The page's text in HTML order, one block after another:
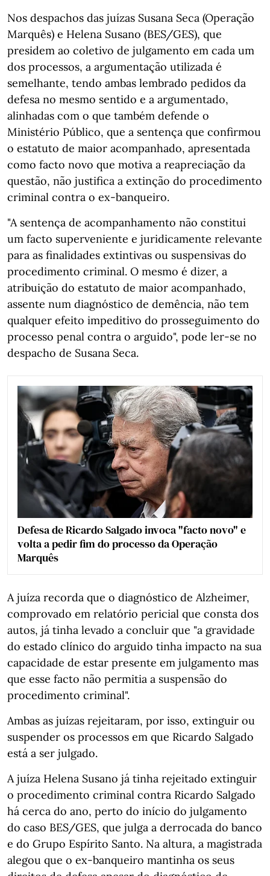
Nos despachos das juízas Susana Seca (Operação
Marquês) e Helena Susano (BES/GES), que
presidem ao coletivo de julgamento em cada um
dos processos, a argumentação utilizada é
semelhante, tendo ambas lembrado pedidos da
defesa no mesmo sentido e a argumentado,
alinhadas com o que também defende o
Ministério Público, que a sentença que confirmou
o estatuto de maior acompanhado, apresentada
como facto novo que motiva a reapreciação da
questão, não justifica a extinção do procedimento
criminal contra o ex-banqueiro.
"A sentença de acompanhamento não constitui
um facto superveniente e juridicamente relevante
para as finalidades extintivas ou suspensivas do
procedimento criminal. O mesmo é dizer, a
atribuição do estatuto de maior acompanhado,
assente num diagnóstico de demência, não tem
qualquer efeito impeditivo do prosseguimento do
processo penal contra o arguido", pode ler-se no
despacho de Susana Seca.
Defesa de Ricardo Salgado invoca "facto novo" e
volta a pedir fim do processo da Operação
Marquês
A juíza recorda que o diagnóstico de Alzheimer,
comprovado em relatório pericial que consta dos
autos, já tinha levado a concluir que "a gravidade
do estado clínico do arguido tinha impacto na sua
capacidade de estar presente em julgamento mas
que esse facto não permitia a suspensão do
procedimento criminal".
Ambas as juízas rejeitaram, por isso, extinguir ou
suspender os processos em que Ricardo Salgado
está a ser julgado.
A juíza Helena Susano já tinha rejeitado extinguir
o procedimento criminal contra Ricardo Salgado
há cerca do ano, perto do início do julgamento
do caso BES/GES, que julga a derrocada do banco
e do Grupo Espírito Santo. Na altura, a magistrada
alegou que o ex-banqueiro mantinha os seus